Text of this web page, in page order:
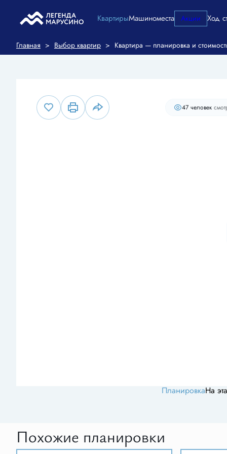
КвартирыМашиноместа Акции Ход
Главная > Выбор квартир > Квартира — планировка и
47 человек
ПланировкаНа
Похожие планировки